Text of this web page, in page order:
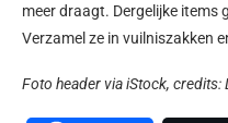
meer draagt. Dergelijke items
Verzamel ze in vuilniszakken
Foto header via iStock, credits: